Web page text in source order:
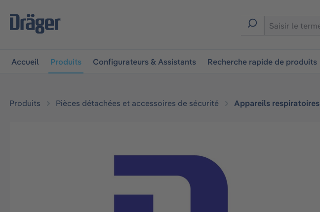
à la navigation principale
Accueil Produits Configurateurs & Assistants Recherche rapide de produits
Produits Pièces détachées et accessoires de sécurité Appareils respiratoires